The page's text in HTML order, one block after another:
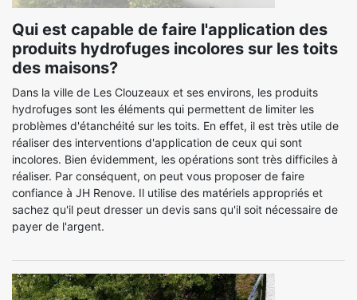
Qui est capable de faire l'application des
produits hydrofuges incolores sur les toits
des maisons?
Dans la ville de Les Clouzeaux et ses environs, les produits
hydrofuges sont les éléments qui permettent de limiter les
problèmes d'étanchéité sur les toits. En effet, il est très utile de
réaliser des interventions d'application de ceux qui sont
incolores. Bien évidemment, les opérations sont très difficiles à
réaliser. Par conséquent, on peut vous proposer de faire
confiance à JH Renove. Il utilise des matériels appropriés et
sachez qu'il peut dresser un devis sans qu'il soit nécessaire de
payer de l'argent.